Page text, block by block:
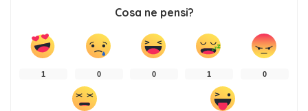
Cosa ne pensi?
1 0 0 1 0